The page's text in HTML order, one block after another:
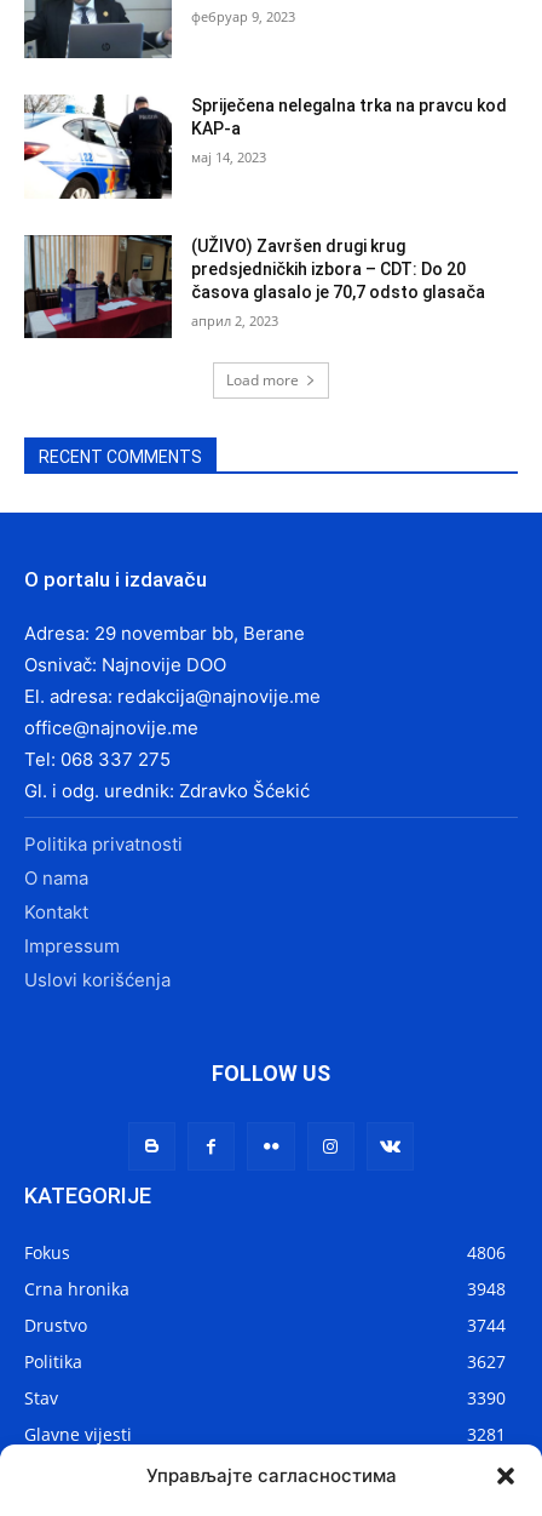
Управљајте сагласностима
фебруар 9, 2023
Spriječena nelegalna trka na pravcu kod
KAP-a
мај 14, 2023
(UŽIVO) Završen drugi krug
predsjedničkih izbora – CDT: Do 20
časova glasalo je 70,7 odsto glasača
април 2, 2023
Load more
RECENT COMMENTS
O portalu i izdavaču
Adresa: 29 novembar bb, Berane
Osnivač: Najnovije DOO
El. adresa: redakcija@najnovije.me
office@najnovije.me
Tel: 068 337 275
Gl. i odg. urednik: Zdravko Šćekić
Politika privatnosti
O nama
Kontakt
Impressum
Uslovi korišćenja
FOLLOW US
KATEGORIJE
Fokus
4806
Crna hronika
3948
Drustvo
3744
Politika
3627
Stav
3390
Glavne vijesti
3281
2904